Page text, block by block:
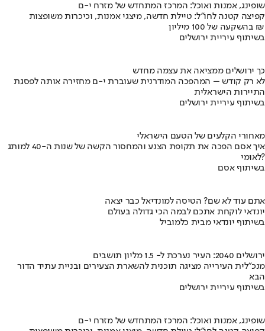
שופינג, אמנות ואוכל: המרכז המתחדש של מזרח י-ם
קפיצה קטנה לחו"ל: טיילת חדשה, מיצגי אמנות, וכיכרות משופצות
בהשקעה של 100 מיליון ₪
בשיתוף עיריית ירושלים
כך ירושלים ממציאה את עצמה מחדש
לא רק קודש – המהפכה המודרנית שעוברת י-ם מחזירה אותה לפסגת
התיירות הישראלית
בשיתוף עיריית ירושלים
מאחורי הקלעים של הטעם הישראלי
איך אסם הפכה את תקופת הצנע והמחסור הקשה של שנות ה-40 למותג
לאומי?
בשיתוף אסם
אתם עוד לא שם? הטיסה למונדיאל כבר יצאה
יונדאי לוקחת אתכם לבמה הכי גדולה בעולם
בשיתוף יונדאי מבית כלמוביל
ירושלים 2040: העיר נערכת ל- 1.5 מליון תושבים
מנכ"לית העירייה מציגה תוכנית להשארת הצעירים ובניית עתיד הדור
הבא
בשיתוף עיריית ירושלים
שופינג, אמנות ואוכל: המרכז המתחדש של מזרח י-ם